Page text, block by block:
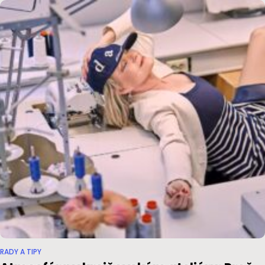
RADY A TIPY